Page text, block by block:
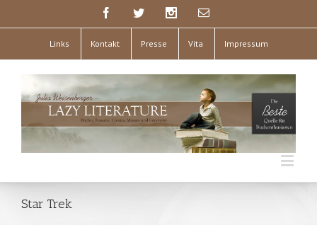
Links Kontakt Presse Vita Impressum
Star Trek